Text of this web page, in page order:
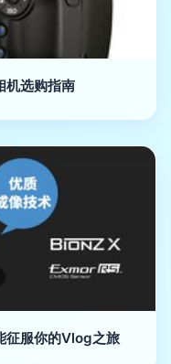
机选购指南
征服你的Vlog之旅